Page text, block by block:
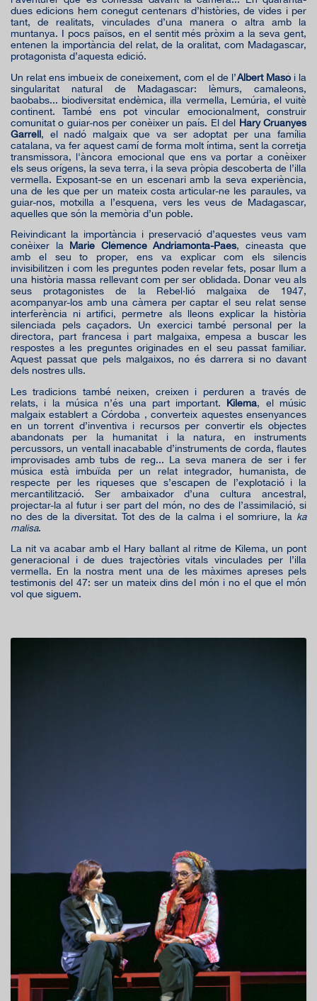
dues edicions hem conegut centenars d’històries, de vides i per
tant, de realitats, vinculades d’una manera o altra amb la
muntanya. I pocs països, en el sentit més pròxim a la seva gent,
entenen la importància del relat, de la oralitat, com Madagascar,
protagonista d’aquesta edició.
Un relat ens imbueix de coneixement, com el de l’Albert Masói la
singularitat natural de Madagascar: lèmurs, camaleons,
baobabs... biodiversitat endèmica, illa vermella, Lemúria, el vuitè
continent. També ens pot vincular emocionalment, construir
comunitat o guiar-nos per conèixer un país. El del Hary Cruanyes
Garrell, el nadó malgaix que va ser adoptat per una família
catalana, va fer aquest camí de forma molt íntima, sent la corretja
transmissora, l'àncora emocional que ens va portar a conèixer
els seus orígens, la seva terra, i la seva pròpia descoberta de l’illa
vermella. Exposant-se en un escenari amb la seva experiència,
una de les que per un mateix costa articular-ne les paraules, va
guiar-nos, motxilla a l’esquena, vers les veus de Madagascar,
aquelles que són la memòria d’un poble.
Reivindicant la importància i preservació d’aquestes veus vam
conèixer la Marie Clémence Andriamonta-Paes, cineasta que
amb el seu to proper, ens va explicar com els silencis
invisibilitzen i com les preguntes poden revelar fets, posar llum a
una història massa rellevant com per ser oblidada. Donar veu als
seus protagonistes de la Rebel·lió malgaixa de 1947,
acompanyar-los amb una càmera per captar el seu relat sense
interferència ni artifici, permetre als lleons explicar la història
silenciada pels caçadors. Un exercici també personal per la
directora, part francesa i part malgaixa, empesa a buscar les
respostes a les preguntes originades en el seu passat familiar.
Aquest passat que pels malgaixos, no és darrera si no davant
dels nostres ulls.
Les tradicions també neixen, creixen i perduren a través de
relats, i la música n’és una part important. Kilema, el músic
malgaix establert a Córdoba , converteix aquestes ensenyances
en un torrent d’inventiva i recursos per convertir els objectes
abandonats per la humanitat i la natura, en instruments
percussors, un ventall inacabable d’instruments de corda, flautes
improvisades amb tubs de reg... La seva manera de ser i fer
música està imbuïda per un relat integrador, humanista, de
respecte per les riqueses que s’escapen de l’explotació i la
mercantilització. Ser ambaixador d’una cultura ancestral,
projectar-la al futur i ser part del món, no des de l’assimilació, si
no des de la diversitat. Tot des de la calma i el somriure, la ka
malisa.
La nit va acabar amb el Hary ballant al ritme de Kilema, un pont
generacional i de dues trajectòries vitals vinculades per l’illa
vermella. En la nostra ment una de les màximes apreses pels
testimonis del 47: ser un mateix dins del món i no el que el món
vol que siguem.